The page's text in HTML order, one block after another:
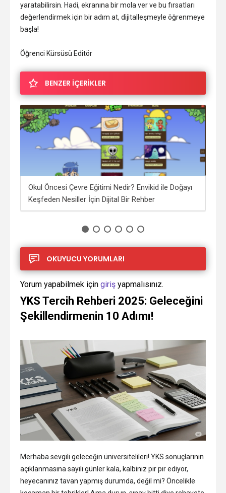
yaratabilirsin. Hadi, ekranına bir mola ver ve bu fırsatları
değerlendirmek için bir adım at, dijitalleşmeyle öğrenmeye
başla!
Öğrenci Kürsüsü Editör
BENZER İÇERİKLER
Okul Öncesi Çevre Eğitimi Nedir? Envikid ile Doğayı
Keşfeden Nesiller İçin Dijital Bir Rehber
OKUYUCU YORUMLARI
Yorum yapabilmek için giriş yapmalısınız.
YKS Tercih Rehberi 2025: Geleceğini
Şekillendirmenin 10 Adımı!
Merhaba sevgili geleceğin üniversitelileri! YKS sonuçlarının
açıklanmasına sayılı günler kala, kalbiniz pır pır ediyor,
heyecanınız tavan yapmış durumda, değil mi? Öncelikle